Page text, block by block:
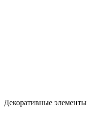
Декоративные элементы